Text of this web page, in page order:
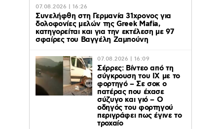
07.08.2026 | 16:26
Συνελήφθη στη Γερμανία 31χρονος για
δολοφονίες μελών της Greek Mafia,
κατηγορείται και για την εκτέλεση με 97
σφαίρες του Βαγγέλη Ζαμπούνη
07.08.2026 | 16:09
Σέρρες: Βίντεο από τη
σύγκρουση του ΙΧ με το
φορτηγό – Σε σοκ ο
πατέρας που έχασε
σύζυγο και γιό – Ο
οδηγός του φορτηγού
περιγράφει πως έγινε το
τροχαίο